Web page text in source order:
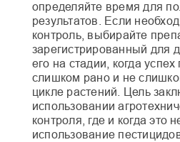
определяйте время для
результатов. Если
контроль, выбирайте
зарегистрированный для
его на стадии, когда
слишком рано и не
цикле растений. Цель
использовании
контроля, где и когда это
использование